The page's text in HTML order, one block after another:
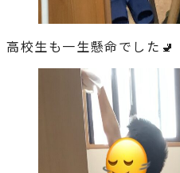
高校生も一生懸命でした🚽